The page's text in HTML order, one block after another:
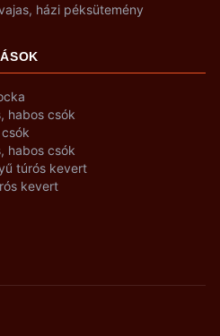
házi péksütemény
habos csók
habos csók
túrós kevert
kevert